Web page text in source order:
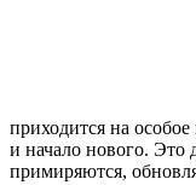
приходится на
и начало нового. Это
примиряются,